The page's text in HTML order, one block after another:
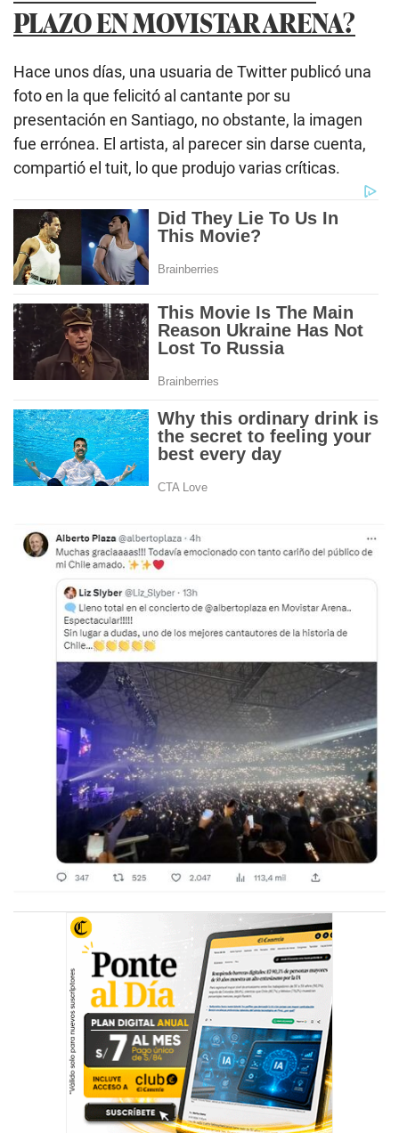
PLAZO EN MOVISTAR ARENA?
Hace unos días, una usuaria de Twitter publicó una
foto en la que felicitó al cantante por su
presentación en Santiago, no obstante, la imagen
fue errónea. El artista, al parecer sin darse cuenta,
compartió el tuit, lo que produjo varias críticas.